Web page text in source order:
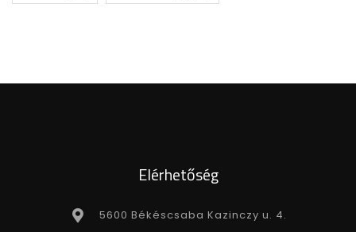
Elérhetőség
5600 Békéscsaba Kazinczy u. 4.